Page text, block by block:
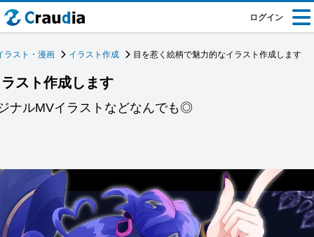
ログイン
ラスト・漫画 イラスト作成 目を惹く絵柄で魅力的なイラスト作成します
スト作成します
ナルMVイラストなどなんでも◎